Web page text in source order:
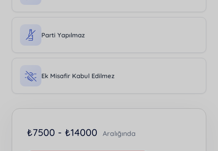
Parti Yapılmaz
Ek Misafir Kabul Edilmez
₺7500 - ₺14000 Aralığında